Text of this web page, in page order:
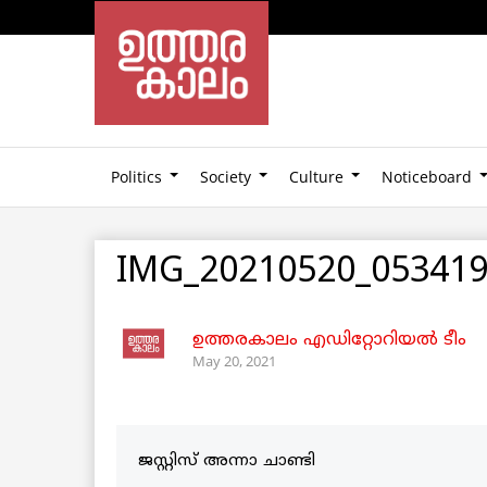
Politics Society Culture Noticeboard
IMG_20210520_053419
ഉത്തരകാലം എഡിറ്റോറിയല്‍ ടീം
May 20, 2021
ജസ്റ്റിസ് അന്നാ ചാണ്ടി